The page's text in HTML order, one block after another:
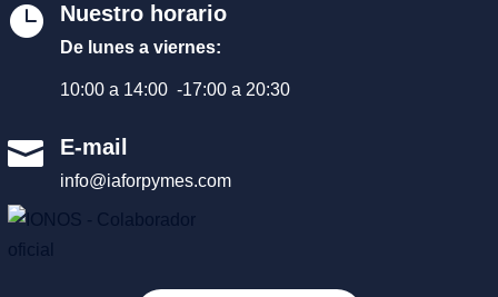
 Nuestro horario
De lunes a viernes:
10:00 a 14:00 -17:00 a 20:30
 E-mail
info@iaforpymes.com